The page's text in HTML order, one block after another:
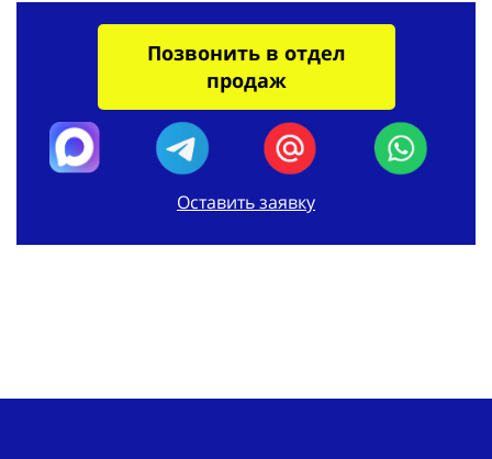
Позвонить в отдел
продаж
Оставить заявку